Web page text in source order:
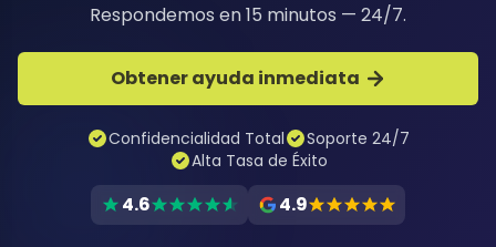
Respondemos en 15 minutos — 24/7.
Obtener ayuda inmediata
Confidencialidad Total
Soporte 24/7
Alta Tasa de Éxito
4.6 4.9